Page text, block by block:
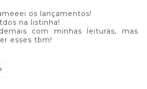
os lançamentos!
na listinha!
com minhas leituras, mas
esses tbm!